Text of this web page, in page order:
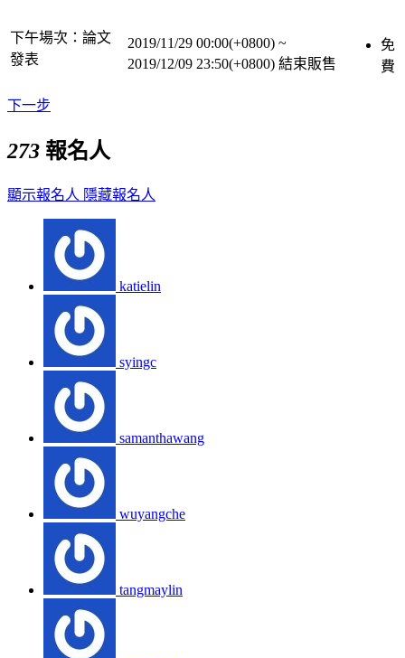
下午場次：論文
發表
2019/11/29 00:00(+0800) ~
2019/12/09 23:50(+0800) 結束販售
免
費
下一步
273 報名人
顯示報名人 隱藏報名人
katielin
syingc
samanthawang
wuyangche
tangmaylin